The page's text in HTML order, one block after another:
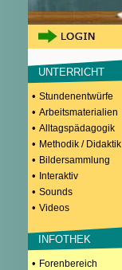
UNTERRICHT
• Stundenentwürfe
• Arbeitsmaterialien
• Alltagspädagogik
• Methodik / Didaktik
• Bildersammlung
• Interaktiv
• Sounds
• Videos
INFOTHEK
• Forenbereich